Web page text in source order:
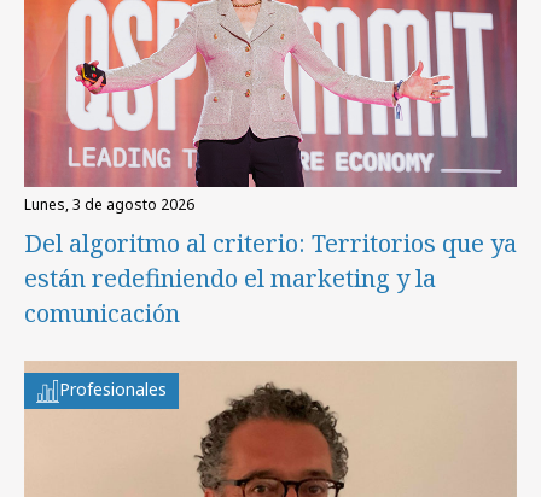
lunes, 3 de agosto 2026
Del algoritmo al criterio: Territorios que ya
están redefiniendo el marketing y la
comunicación
Profesionales